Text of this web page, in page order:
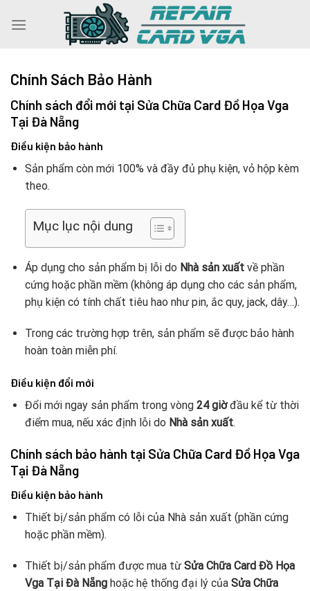
Chính Sách Bảo Hành
Chính sách đổi mới tại Sửa Chữa Card Đồ Họa Vga
Tại Đà Nẵng
Điều kiện bảo hành
Sản phẩm còn mới 100% và đầy đủ phụ kiện, vỏ hộp kèm
theo.
Mục lục nội dung
Áp dụng cho sản phẩm bị lỗi do Nhà sản xuấtvề phần
cứng hoặc phần mềm (không áp dụng cho các sản phẩm,
phụ kiện có tính chất tiêu hao như pin, ắc quy, jack, dây…).
Trong các trường hợp trên, sản phẩm sẽ được bảo hành
hoàn toàn miễn phí.
Điều kiện đổi mới
Đổi mới ngay sản phẩm trong vòng 24 giờđầu kể từ thời
điểm mua, nếu xác định lỗi do Nhà sản xuất.
Chính sách bảo hành tại Sửa Chữa Card Đồ Họa Vga
Tại Đà Nẵng
Điều kiện bảo hành
Thiết bị/sản phẩm có lỗi của Nhà sản xuất (phần cứng
hoặc phần mềm).
Thiết bị/sản phẩm được mua từ Sửa Chữa Card Đồ Họa
Vga Tại Đà Nẵnghoặc hệ thống đại lý của Sửa Chữa